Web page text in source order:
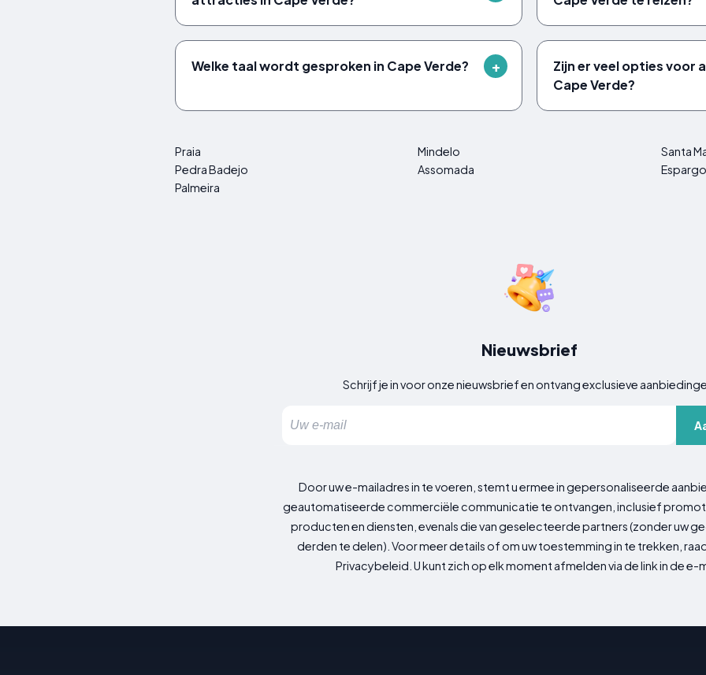
Welke taal wordt gesproken in Cape Verde?
Zijn er veel opties voor
Cape Verde?
Praia Mindelo
Santa
Pedra Badejo
Assomada
Palmeira
Nieuwsbrief
Schrijf je in voor onze nieuwsbrief en ontvang exclusieve
Door uw e-mailadres in te voeren, stemt u ermee in gepersonaliseerde
geautomatiseerde commerciële communicatie te ontvangen, inclusief
producten en diensten, evenals die van geselecteerde partners (zonder uw
derden te delen). Voor meer details of om uw toestemming in te trekken,
Privacybeleid. U kunt zich op elk moment afmelden via de link in de e-